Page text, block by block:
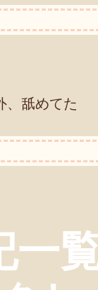
、舐めてた
一